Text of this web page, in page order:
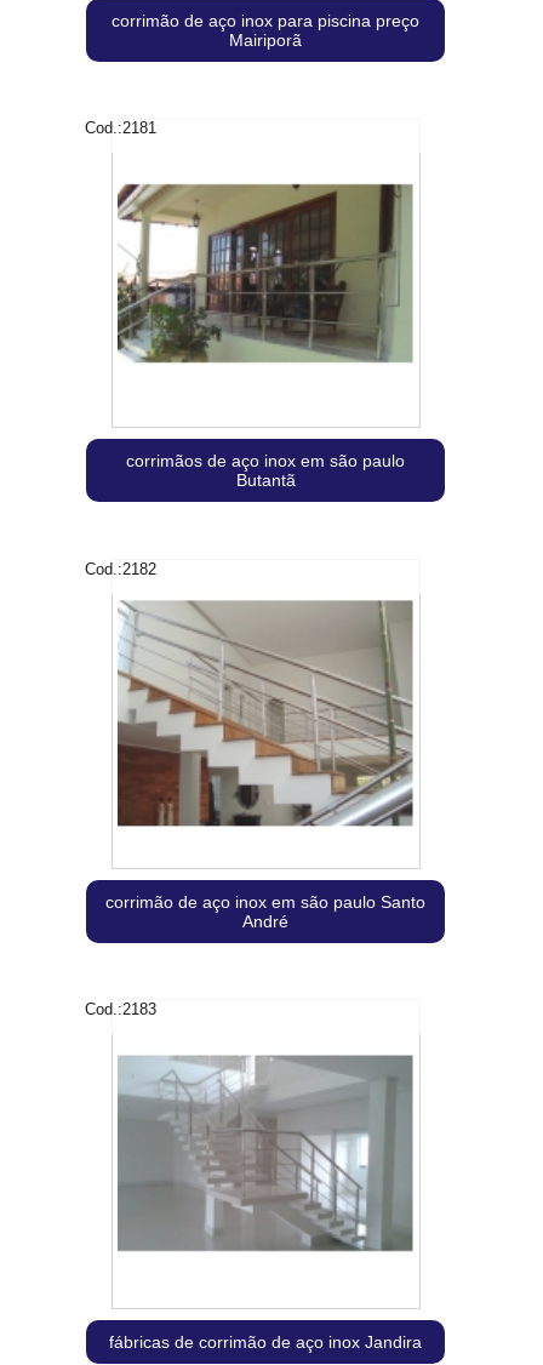
corrimão de aço inox para piscina preço
Mairiporã
Cod.:2181
corrimãos de aço inox em são paulo
Butantã
Cod.:2182
corrimão de aço inox em são paulo Santo
André
Cod.:2183
fábricas de corrimão de aço inox Jandira